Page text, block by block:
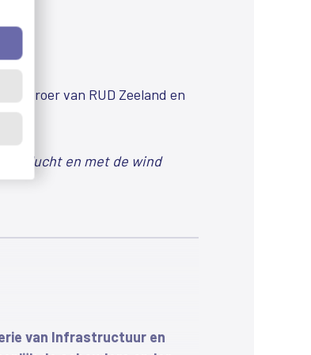
niet verwacht. Toen hij
dat RUD Zeeland een
Vooral de opgave die er ligt,
politie heb je wel met
bij de marechaussee en
door binnen de organisatie.
mensen, op
roer van RUD Zeeland en
de lucht en met de wind
van Infrastructuur en